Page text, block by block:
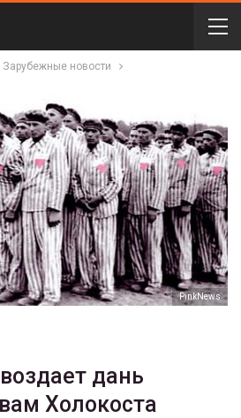
Зарубежные новости
PinkNews
дань
Холокоста